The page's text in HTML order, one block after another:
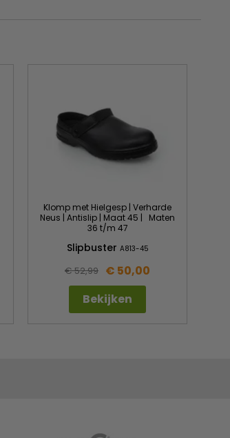
Klomp met Hielgesp | Verharde
Neus | Antislip | Maat 45 | Maten
36 t/m 47
Slipbuster A813-45
€ 52,99 € 50,00
Bekijken